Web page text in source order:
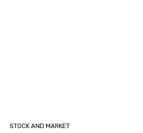
STOCK AND MARKET